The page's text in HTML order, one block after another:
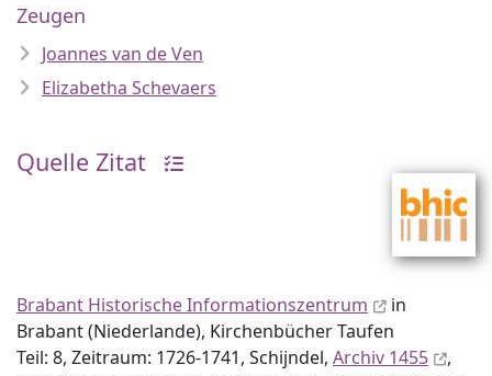
Zeugen
Joannes van de Ven
Elizabetha Schevaers
Quelle Zitat
Brabant Historische Informationszentrum
in
Brabant (Niederlande), Kirchenbücher Taufen
Teil: 8, Zeitraum: 1726-1741, Schijndel, Archiv 1455
,